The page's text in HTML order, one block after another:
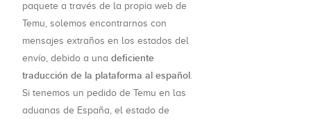
paquete a través de la propia web de
Temu, solemos encontrarnos con
mensajes extraños en los estados del
envío, debido a una deficiente
traducción de la plataforma al español.
Si tenemos un pedido de Temu en las
aduanas de España, el estado de